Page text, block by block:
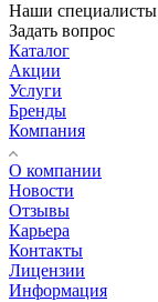
Наши
Задать вопрос
Каталог
Акции
Услуги
Бренды
Компания
О компании
Новости
Отзывы
Карьера
Контакты
Лицензии
Информация